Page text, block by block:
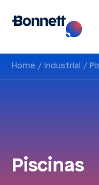
Home Industrial
Piscinas